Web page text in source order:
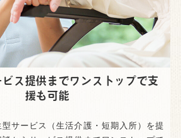
ス提供までワンストップで支
援も可能
サービス（生活介護・短期入所）を提